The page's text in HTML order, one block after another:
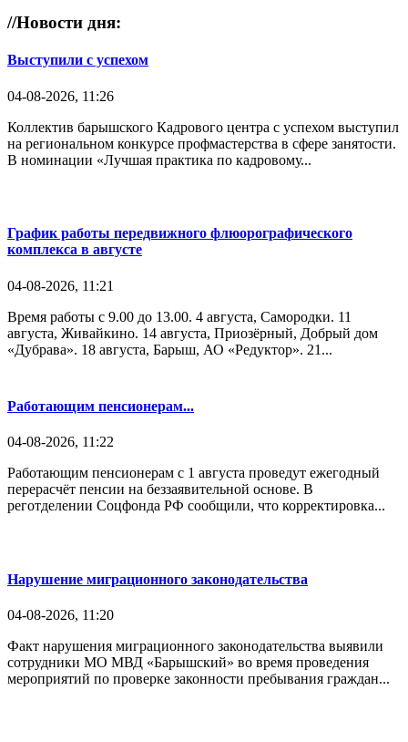
//Новости дня:
Выступили с успехом
04-08-2026, 11:26
Коллектив барышского Кадрового центра с успехом выступил
на региональном конкурсе профмастерства в сфере занятости.
В номинации «Лучшая практика по кадровому...
График работы передвижного флюорографического
комплекса в августе
04-08-2026, 11:21
Время работы с 9.00 до 13.00. 4 августа, Самородки. 11
августа, Живайкино. 14 августа, Приозёрный, Добрый дом
«Дубрава». 18 августа, Барыш, АО «Редуктор». 21...
Работающим пенсионерам...
04-08-2026, 11:22
Работающим пенсионерам с 1 августа проведут ежегодный
перерасчёт пенсии на беззаявительной основе. В
реготделении Соцфонда РФ сообщили, что корректировка...
Нарушение миграционного законодательства
04-08-2026, 11:20
Факт нарушения миграционного законодательства выявили
сотрудники МО МВД «Барышский» во время проведения
мероприятий по проверке законности пребывания граждан...